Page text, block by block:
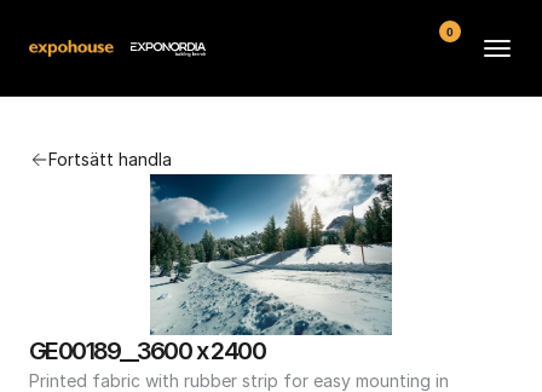
Fortsätt handla
GE00189__3600 x 2400
Printed fabric with rubber strip for easy mounting in
Kontakt
Köpvillkor
0